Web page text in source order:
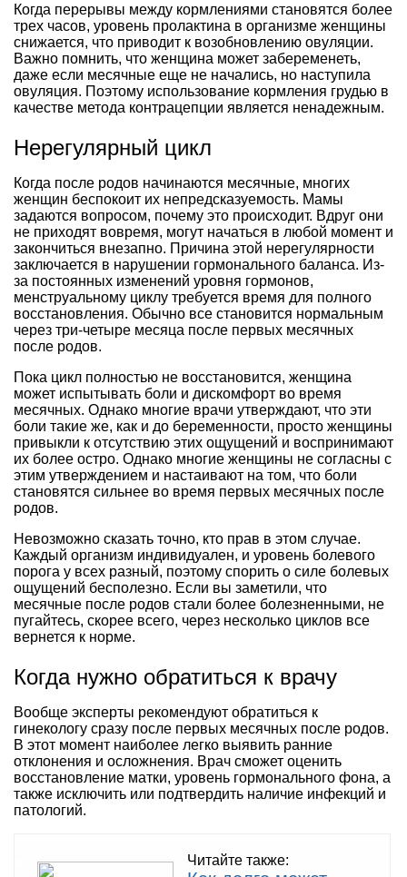
Когда перерывы между кормлениями становятся более
трех часов, уровень пролактина в организме женщины
снижается, что приводит к возобновлению овуляции.
Важно помнить, что женщина может забеременеть,
даже если месячные еще не начались, но наступила
овуляция. Поэтому использование кормления грудью в
качестве метода контрацепции является ненадежным.
Нерегулярный цикл
Когда после родов начинаются месячные, многих
женщин беспокоит их непредсказуемость. Мамы
задаются вопросом, почему это происходит. Вдруг они
не приходят вовремя, могут начаться в любой момент и
закончиться внезапно. Причина этой нерегулярности
заключается в нарушении гормонального баланса. Из-
за постоянных изменений уровня гормонов,
менструальному циклу требуется время для полного
восстановления. Обычно все становится нормальным
через три-четыре месяца после первых месячных
после родов.
Пока цикл полностью не восстановится, женщина
может испытывать боли и дискомфорт во время
месячных. Однако многие врачи утверждают, что эти
боли такие же, как и до беременности, просто женщины
привыкли к отсутствию этих ощущений и воспринимают
их более остро. Однако многие женщины не согласны с
этим утверждением и настаивают на том, что боли
становятся сильнее во время первых месячных после
родов.
Невозможно сказать точно, кто прав в этом случае.
Каждый организм индивидуален, и уровень болевого
порога у всех разный, поэтому спорить о силе болевых
ощущений бесполезно. Если вы заметили, что
месячные после родов стали более болезненными, не
пугайтесь, скорее всего, через несколько циклов все
вернется к норме.
Когда нужно обратиться к врачу
Вообще эксперты рекомендуют обратиться к
гинекологу сразу после первых месячных после родов.
В этот момент наиболее легко выявить ранние
отклонения и осложнения. Врач сможет оценить
восстановление матки, уровень гормонального фона, а
также исключить или подтвердить наличие инфекций и
патологий.
Читайте также: